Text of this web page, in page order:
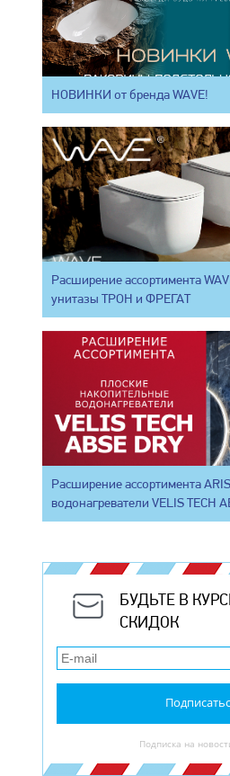
НОВИНКИ от бренда WAVE!
Расширение ассортимента
унитазы ТРОН и ФРЕГАТ
Расширение ассортимента
водонагреватели VELIS TECH
БУДЬТЕ В
СКИДОК
Подписка на